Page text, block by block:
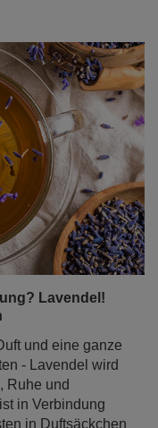
Lavendel!
und eine ganze
- Lavendel wird
Ruhe und
in Verbindung
in Duftsäckchen